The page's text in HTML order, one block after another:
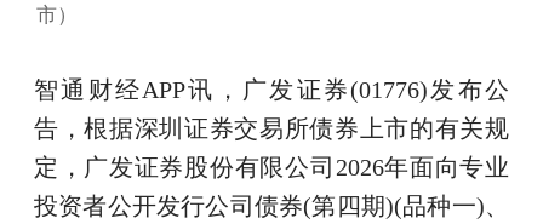
市）
智通财经APP讯，广发证券(01776)发布公
告，根据深圳证券交易所债券上市的有关规
定，广发证券股份有限公司2026年面向专业
投资者公开发行公司债券(第四期)(品种一)、